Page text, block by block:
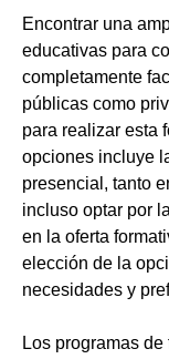
Encontrar una
educativas para
completamente
públicas como
para realizar esta
opciones incluye
presencial, tanto
incluso optar por
en la oferta
elección de la
necesidades y
Los programas